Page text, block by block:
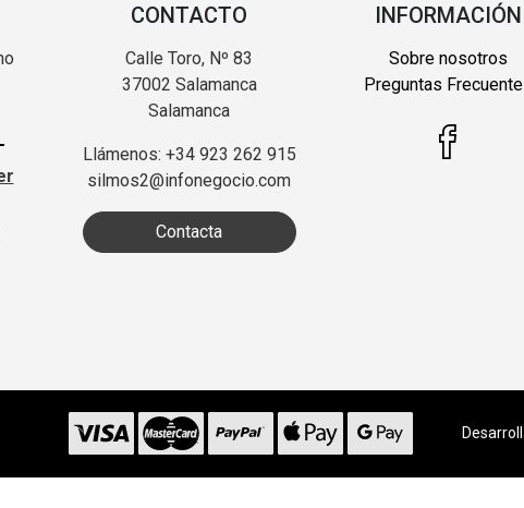
CONTACTO
Calle Toro, Nº 83
37002 Salamanca
Salamanca
Llámenos: +34 923 262 915
silmos2@infonegocio.com
Contacta
INFORMACIÓN
Sobre nosotros
Preguntas